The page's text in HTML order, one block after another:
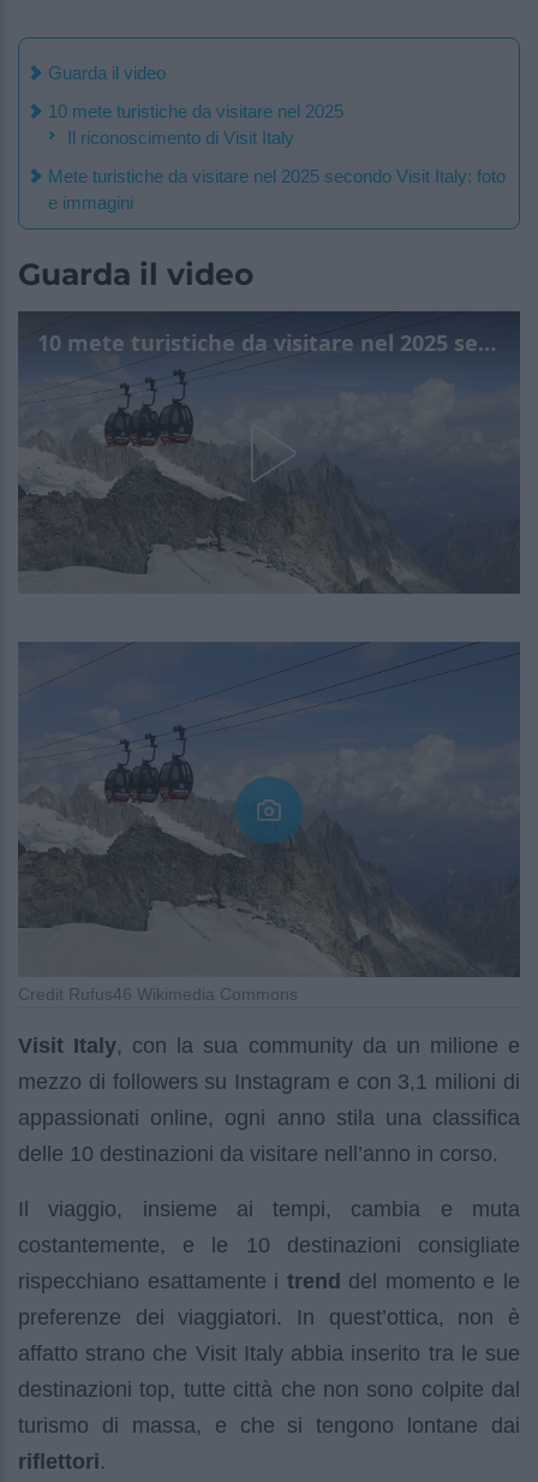
Guarda il video
10 mete turistiche da visitare nel 2025
Il riconoscimento di Visit Italy
Mete turistiche da visitare nel 2025 secondo Visit Italy: foto
e immagini
Guarda il video
10 mete turistiche da visitare nel 2025 secondo Visit Italy
Credit Rufus46 Wikimedia Commons
Visit Italy, con la sua community da un milione e
mezzo di followers su Instagram e con 3,1 milioni di
appassionati online, ogni anno stila una classifica
delle 10 destinazioni da visitare nell’anno in corso.
Il viaggio, insieme ai tempi, cambia e muta
costantemente, e le 10 destinazioni consigliate
rispecchiano esattamente i trend del momento e le
preferenze dei viaggiatori. In quest’ottica, non è
affatto strano che Visit Italy abbia inserito tra le sue
destinazioni top, tutte città che non sono colpite dal
turismo di massa, e che si tengono lontane dai
riflettori.